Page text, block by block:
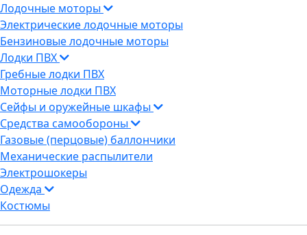
Лодочные моторы
Электрические лодочные моторы
Бензиновые лодочные моторы
Лодки ПВХ
Гребные лодки ПВХ
Моторные лодки ПВХ
Сейфы и оружейные шкафы
Средства самообороны
Газовые (перцовые) баллончики
Механические распылители
Электрошокеры
Одежда
Костюмы